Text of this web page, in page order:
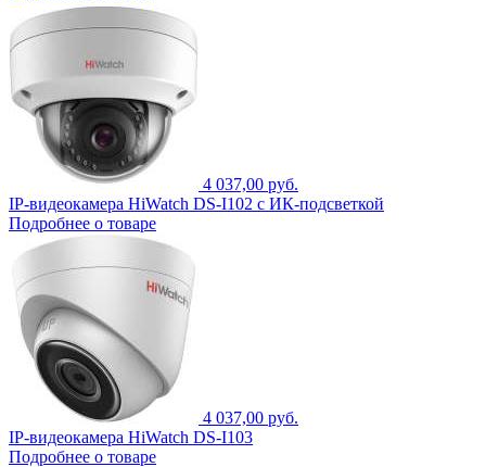
4 037,00 руб.
IP-видеокамера HiWatch DS-I102 с ИК-подсветкой
Подробнее о товаре
4 037,00 руб.
IP-видеокамера HiWatch DS-I103
Подробнее о товаре